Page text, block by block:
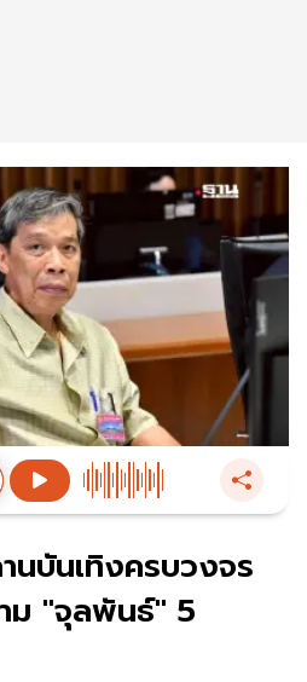
นบันเทิงครบวงจร
ม "จุลพันธ์" 5